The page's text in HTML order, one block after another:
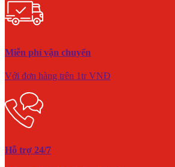
Miễn phí vận chuyển
Với đơn hàng trên 1tr VNĐ
Hỗ trợ 24/7